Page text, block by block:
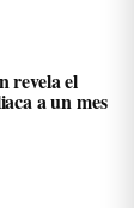
revela el
a un mes